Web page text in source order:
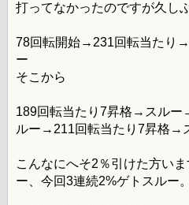
打ってなかったのですが久し
78回転開始→231回転当たり
ー
そこから
189回転当たり7昇格→スル
ルー→211回転当たり7昇格→
こんなにへそ2％引けた方い
ー、今回3連続2%ゲトスルー。